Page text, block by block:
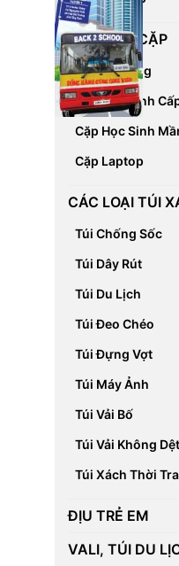
CÁC LOẠI CẶP
Cặp Đa Năng
Cặp Học Sinh
Cặp Học Sinh
Cặp Laptop
CÁC LOẠI TÚI
Túi Chống Sốc
Túi Dây Rút
Túi Du Lịch
Túi Đeo Chéo
Túi Đựng Vợt
Túi Máy Ảnh
Túi Vải Bố
Túi Vải Không Dệt
Túi Xách Thời
ĐỊU TRẺ EM
VALI, TÚI DU